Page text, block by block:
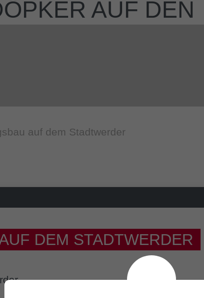
AUF DEN
auf dem Stadtwerder
DEM STADTWERDER